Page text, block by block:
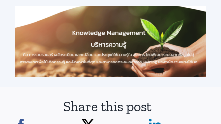
Share this post